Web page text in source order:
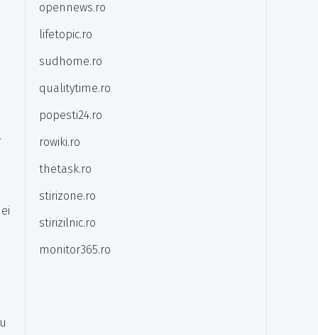
opennews.ro
lifetopic.ro
sudhome.ro
qualitytime.ro
popesti24.ro
rowiki.ro
thetask.ro
stirizone.ro
stirizilnic.ro
monitor365.ro